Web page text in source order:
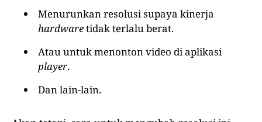
Menurunkan resolusi supaya kinerja
hardwaretidak terlalu berat.
Atau untuk menonton video di aplikasi
player.
Dan lain-lain.